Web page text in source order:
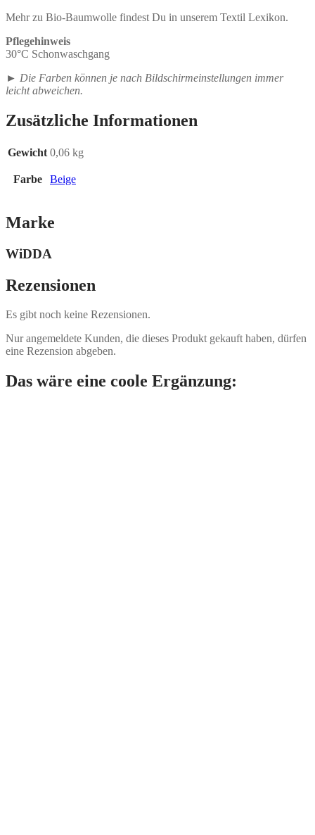
Mehr zu Bio-Baumwolle findest Du in unserem Textil Lexikon.
Pflegehinweis
30°C Schonwaschgang
► Die Farben können je nach Bildschirmeinstellungen immer
leicht abweichen.
Zusätzliche Informationen
Gewicht 0,06 kg
Farbe Beige
Marke
WiDDA
Rezensionen
Es gibt noch keine Rezensionen.
Nur angemeldete Kunden, die dieses Produkt gekauft haben, dürfen
eine Rezension abgeben.
Das wäre eine coole Ergänzung: